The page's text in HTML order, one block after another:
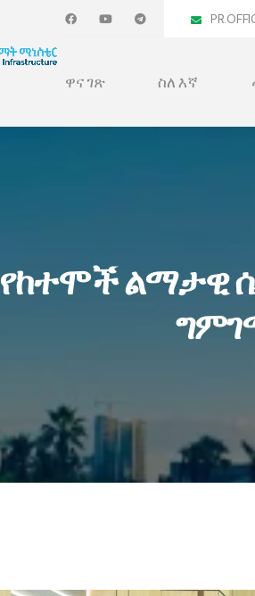
ዋና ገጽ ስለ እኛ
የከተሞች ልማታዊ